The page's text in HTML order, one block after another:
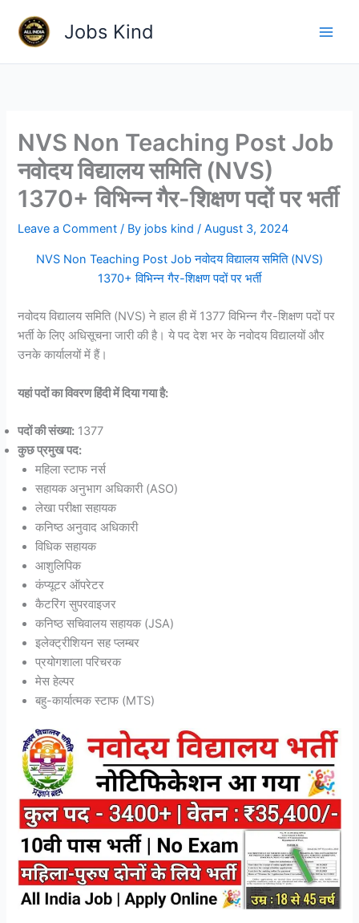
content
Jobs Kind
NVS Non Teaching Post Job
नवोदय विद्यालय समिति (NVS)
1370+ विभिन्न गैर-शिक्षण पदों पर भर्ती
Leave a Comment / By jobs kind/August 3, 2024
NVS Non Teaching Post Job नवोदय विद्यालय समिति (NVS)
1370+ विभिन्न गैर-शिक्षण पदों पर भर्ती
नवोदय विद्यालय समिति (NVS) ने हाल ही में 1377 विभिन्न गैर-शिक्षण पदों पर
भर्ती के लिए अधिसूचना जारी की है। ये पद देश भर के नवोदय विद्यालयों और
उनके कार्यालयों में हैं।
यहां पदों का विवरण हिंदी में दिया गया है:
पदों की संख्या: 1377
कुछ प्रमुख पद:
महिला स्टाफ नर्स
सहायक अनुभाग अधिकारी (ASO)
लेखा परीक्षा सहायक
कनिष्ठ अनुवाद अधिकारी
विधिक सहायक
आशुलिपिक
कंप्यूटर ऑपरेटर
कैटरिंग सुपरवाइजर
कनिष्ठ सचिवालय सहायक (JSA)
इलेक्ट्रीशियन सह प्लम्बर
प्रयोगशाला परिचरक
मेस हेल्पर
बहु-कार्यात्मक स्टाफ (MTS)